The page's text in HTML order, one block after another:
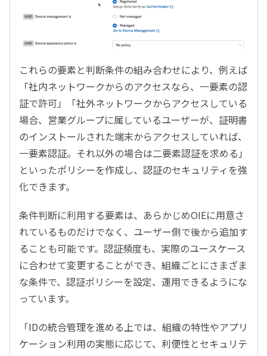
これらの要素と判断条件の組み合わせにより、例えば
「社内ネットワークからのアクセスなら、一要素の認
証で許可」「社外ネットワークからアクセスしている
場合、営業グループに属しているユーザーが、証明書
のインストールされた端末からアクセスしていれば、
一要素認証。それ以外の場合は二要素認証を求める」
といったポリシーを作成し、認証のセキュリティを強
化できます。
条件判断に利用する要素は、あらかじめOIEに用意さ
れているものだけでなく、ユーザー側で後から追加す
ることも可能です。認証頻度も、実際のユースケース
に合わせて変更することができ、組織ごとにさまざま
な条件で、認証ポリシーを設定、運用できるようにな
っています。
「IDの統合管理を進める上では、組織の特性やアプリ
ケーション利用の実態に応じて、利便性とセキュリテ